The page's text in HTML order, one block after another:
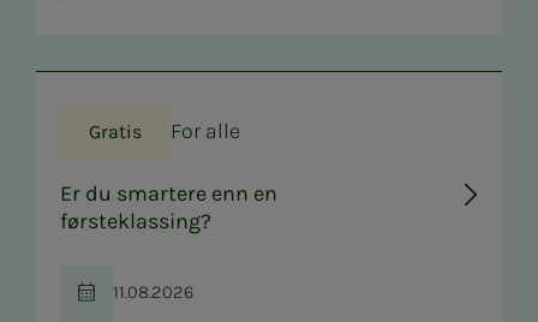
Gratis For alle
Er du smartere enn en
førsteklassing?
Tid
11.08.2026